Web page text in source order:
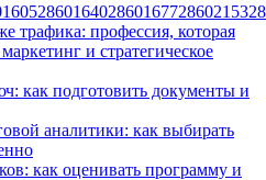
трафика: профессия, которая
и стратегическое
как подготовить документы и
аналитики: как выбирать
как оценивать программу и